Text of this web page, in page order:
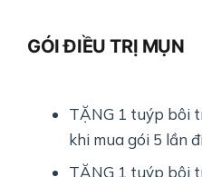
GÓI ĐIỀU TRỊ MỤN
TẶNG 1 tuýp bôi
khi mua gói 5 lần
TẶNG 1 tuýp bôi